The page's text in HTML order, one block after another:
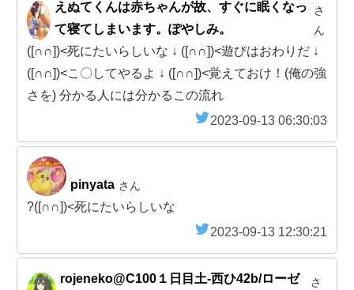
えぬてくんは赤ちゃんが故、すぐに眠くなっ
て寝てしまいます。ぽやしみ。
さ
ん
([∩∩])<死にたいらしいな ↓ ([∩∩])<遊びはおわりだ ↓
([∩∩])<こ〇してやるよ ↓ ([∩∩])<覚えておけ！(俺の強
さを) 分かる人には分かるこの流れ
2023-09-13 06:30:03
pinyata さん
?([∩∩])<死にたいらしいな
2023-09-13 12:30:21
rojeneko@C100１日目土-西ひ42b/ローゼ
さ